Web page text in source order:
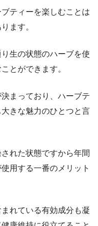
ティーを楽しむことは
ます。
生の状態のハーブを使
とができます。
まっており、ハーブテ
きな魅力のひとつと言
れた状態ですから年間
用する一番のメリット
れている有効成分も凝